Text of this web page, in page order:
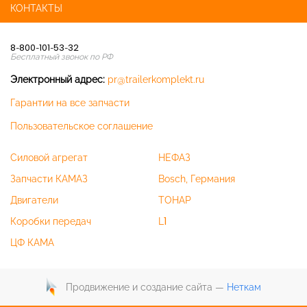
КОНТАКТЫ
8-800-101-53-32
Бесплатный звонок по РФ
Электронный адрес: pr@trailerkomplekt.ru
Гарантии на все запчасти
Пользовательское соглашение
Силовой агрегат
Запчасти КАМАЗ
Двигатели
Коробки передач
ЦФ КАМА
НЕФАЗ
Bosch, Германия
ТОНАР
L1
Продвижение и создание сайта — Неткам